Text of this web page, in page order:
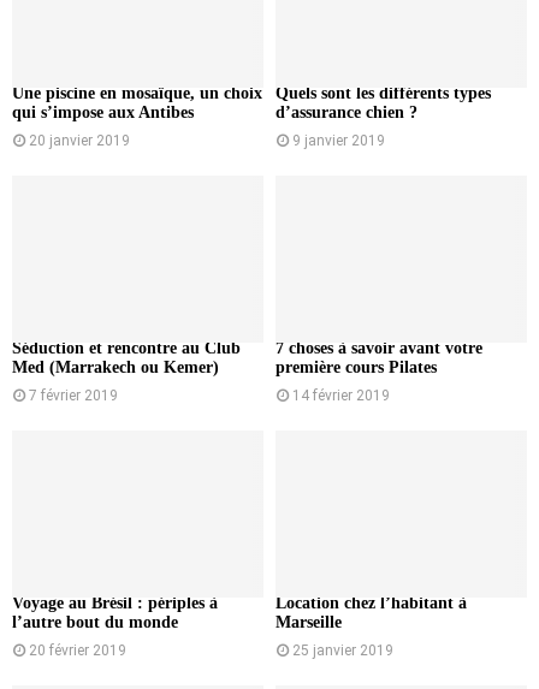
Une piscine en mosaïque, un choix
qui s’impose aux Antibes
20 janvier 2019
Quels sont les différents types
d’assurance chien ?
9 janvier 2019
Séduction et rencontre au Club
Med (Marrakech ou Kemer)
7 février 2019
7 choses à savoir avant votre
première cours Pilates
14 février 2019
Voyage au Brésil : périples à
l’autre bout du monde
20 février 2019
Location chez l’habitant à
Marseille
25 janvier 2019